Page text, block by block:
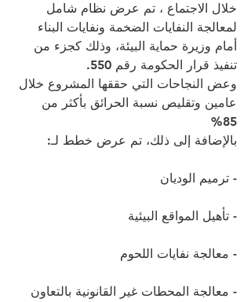
خلال الاجتماع ، تم عرض نظام شامل
لمعالجة النفايات الضخمة ونفايات البناء
أمام وزيرة حماية البيئة، وذلك كجزء من
تنفيذ قرار الحكومة رقم 550.
وعض النجاحات التي حققها المشروع خلال
عامين وتقليص نسبة الحرائق بأكثر من
85%
بالإضافة إلى ذلك، تم عرض خطط لـ:
- ترميم الوديان
- تأهيل المواقع البيئية
- معالجة نفايات اللحوم
- معالجة المحطات غير القانونية بالتعاون